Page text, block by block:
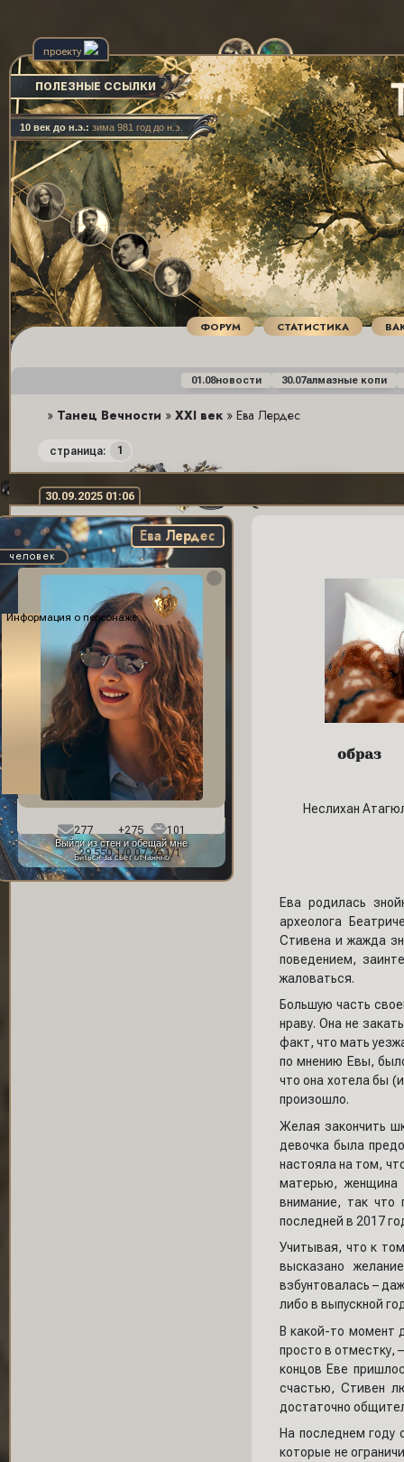
01.08новости 30.07алмазные копи
ПОЛЕЗНЫЕ ССЫЛКИ
10 век до н.э.: зима 981 год до н.э.
проекту
ФОРУМ СТАТИСТИКА
» Танец Вечности » XXI век » Ева Лердес
страница: 1
30.09.2025 01:06
Ева Лердес
человек
Информация о персонаже:
Выйди из стен и обещай мне
Биться за свет отчаянно
277 +275
101
29 550,1/0 07.26,1/1
образ
Неслихан
Ева родилась
археолога
Стивена и жажда
поведением,
жаловаться.
Большую часть
нраву. Она не
факт, что мать
по мнению Евы,
что она хотела бы
произошло.
Желая закончить
девочка была
настояла на том,
матерью, женщина
внимание, так что
последней в 2017
Учитывая, что к
высказано
взбунтовалась –
либо в выпускной
В какой-то момент
просто в отместку,
концов Еве
счастью, Стивен
достаточно
На последнем году
которые не